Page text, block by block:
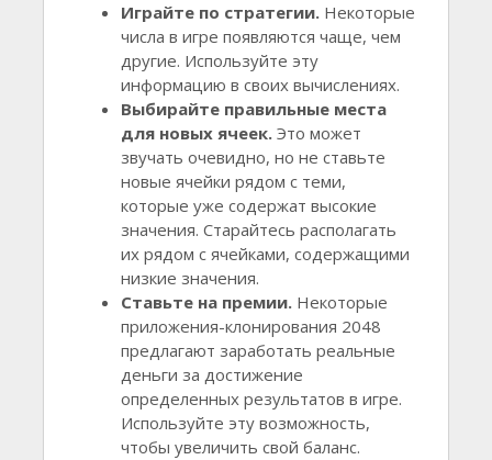
Играйте по стратегии. Некоторые
числа в игре появляются чаще, чем
другие. Используйте эту
информацию в своих вычислениях.
Выбирайте правильные места
для новых ячеек. Это может
звучать очевидно, но не ставьте
новые ячейки рядом с теми,
которые уже содержат высокие
значения. Старайтесь располагать
их рядом с ячейками, содержащими
низкие значения.
Ставьте на премии. Некоторые
приложения-клонирования 2048
предлагают заработать реальные
деньги за достижение
определенных результатов в игре.
Используйте эту возможность,
чтобы увеличить свой баланс.